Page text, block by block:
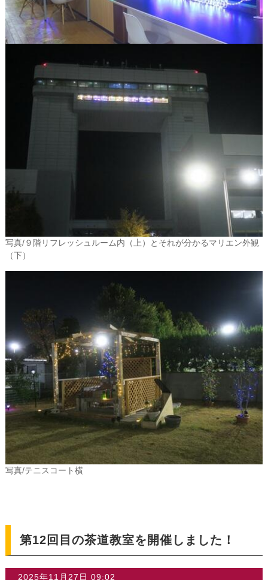
写真/９階リフレッシュルーム内（上）とそれが分かるマリエン外観
（下）
写真/テニスコート横
第12回目の茶道教室を開催しました！
2025年11月27日 09:02